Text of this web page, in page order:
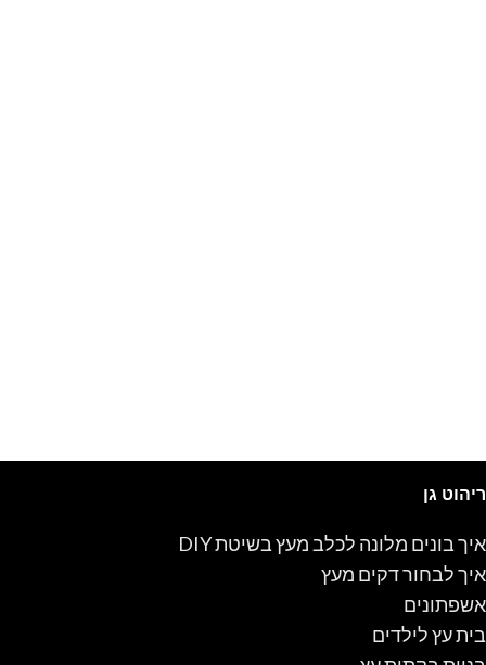
ריהוט גן
איך בונים מלונה לכלב מעץ בשיטת DIY
איך לבחור דקים מעץ
אשפתונים
בית עץ לילדים